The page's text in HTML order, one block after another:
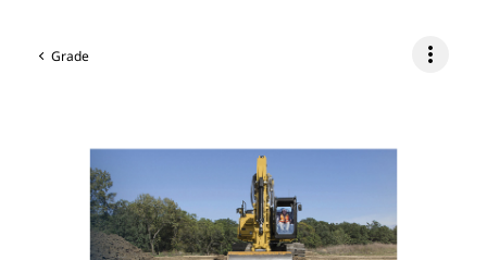
Grade more_vert